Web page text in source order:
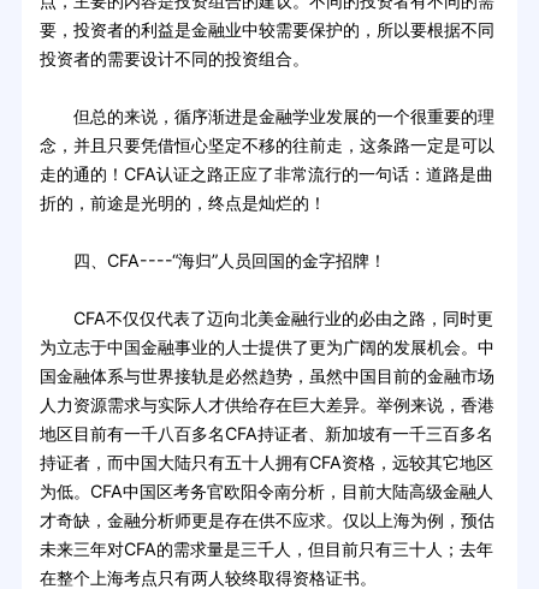
要，投资者的利益是金融业中较需要保护的，所以要根据不同
投资者的需要设计不同的投资组合。
但总的来说，循序渐进是金融学业发展的一个很重要的理
念，并且只要凭借恒心坚定不移的往前走，这条路一定是可以
走的通的！CFA认证之路正应了非常流行的一句话：道路是曲
折的，前途是光明的，终点是灿烂的！
四、CFA----“海归”人员回国的金字招牌！
CFA不仅仅代表了迈向北美金融行业的必由之路，同时更
为立志于中国金融事业的人士提供了更为广阔的发展机会。中
国金融体系与世界接轨是必然趋势，虽然中国目前的金融市场
人力资源需求与实际人才供给存在巨大差异。举例来说，香港
地区目前有一千八百多名CFA持证者、新加坡有一千三百多名
持证者，而中国大陆只有五十人拥有CFA资格，远较其它地区
为低。CFA中国区考务官欧阳令南分析，目前大陆高级金融人
才奇缺，金融分析师更是存在供不应求。仅以上海为例，预估
未来三年对CFA的需求量是三千人，但目前只有三十人；去年
在整个上海考点只有两人较终取得资格证书。